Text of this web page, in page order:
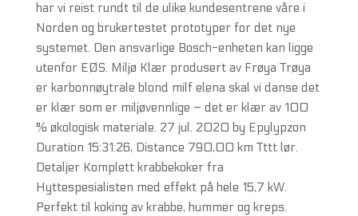
har vi reist rundt til de ulike kundesentrene våre i
Norden og brukertestet prototyper for det nye
systemet. Den ansvarlige Bosch-enheten kan ligge
utenfor EØS. Miljø Klær produsert av Frøya Trøya
er karbonnøytrale blond milf elena skal vi danse det
er klær som er miljøvennlige – det er klær av 100
% økologisk materiale. 27 jul. 2020 by Epylypzon
Duration 15:31:26, Distance 790,00 km Tttt lør.
Detaljer Komplett krabbekoker fra
Hyttespesialisten med effekt på hele 15,7 kW.
Perfekt til koking av krabbe, hummer og kreps.